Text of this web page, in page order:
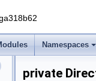
Namespaces
private